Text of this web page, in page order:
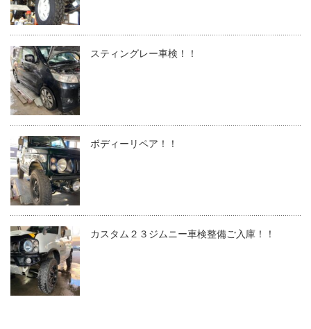
スティングレー車検！！
ボディーリペア！！
カスタム２３ジムニー車検整備ご入庫！！